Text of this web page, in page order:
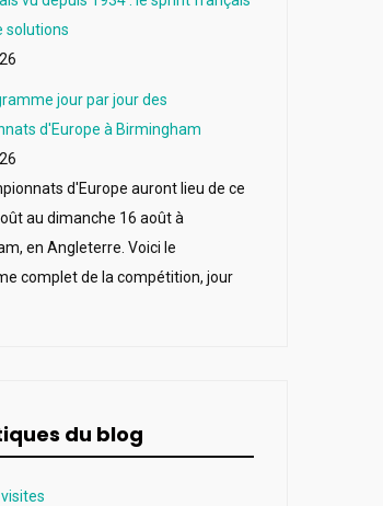
solutions
jour par jour des
d'Europe à Birmingham
d'Europe auront lieu de ce
au dimanche 16 août à
en Angleterre. Voici le
complet de la compétition, jour
du blog